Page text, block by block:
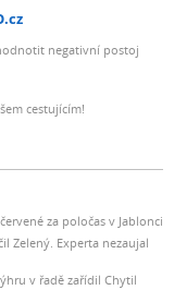
negativní postoj
cestujícím!
za poločas v Jablonci
Zelený. Experta nezaujal
v řadě zařídil Chytil